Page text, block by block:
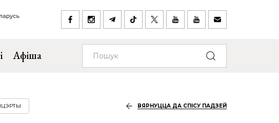
Афіша
ВЯРНУЦЦА ДА СПІСУ ПАДЗЕЙ